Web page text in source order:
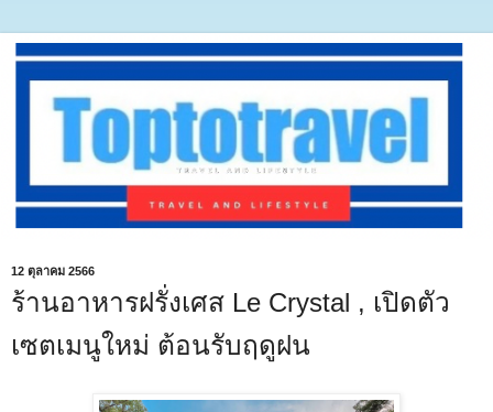
12 ตุลาคม 2566
ร้านอาหารฝรั่งเศส Le Crystal , เปิดตัว
เซตเมนูใหม่ ต้อนรับฤดูฝน